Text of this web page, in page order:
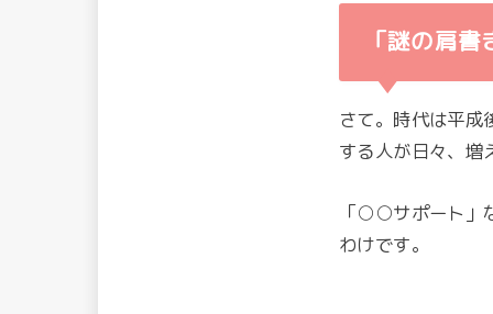
「謎の肩
さて。時代は平成
する人が日々、増
「○○サポート」
わけです。